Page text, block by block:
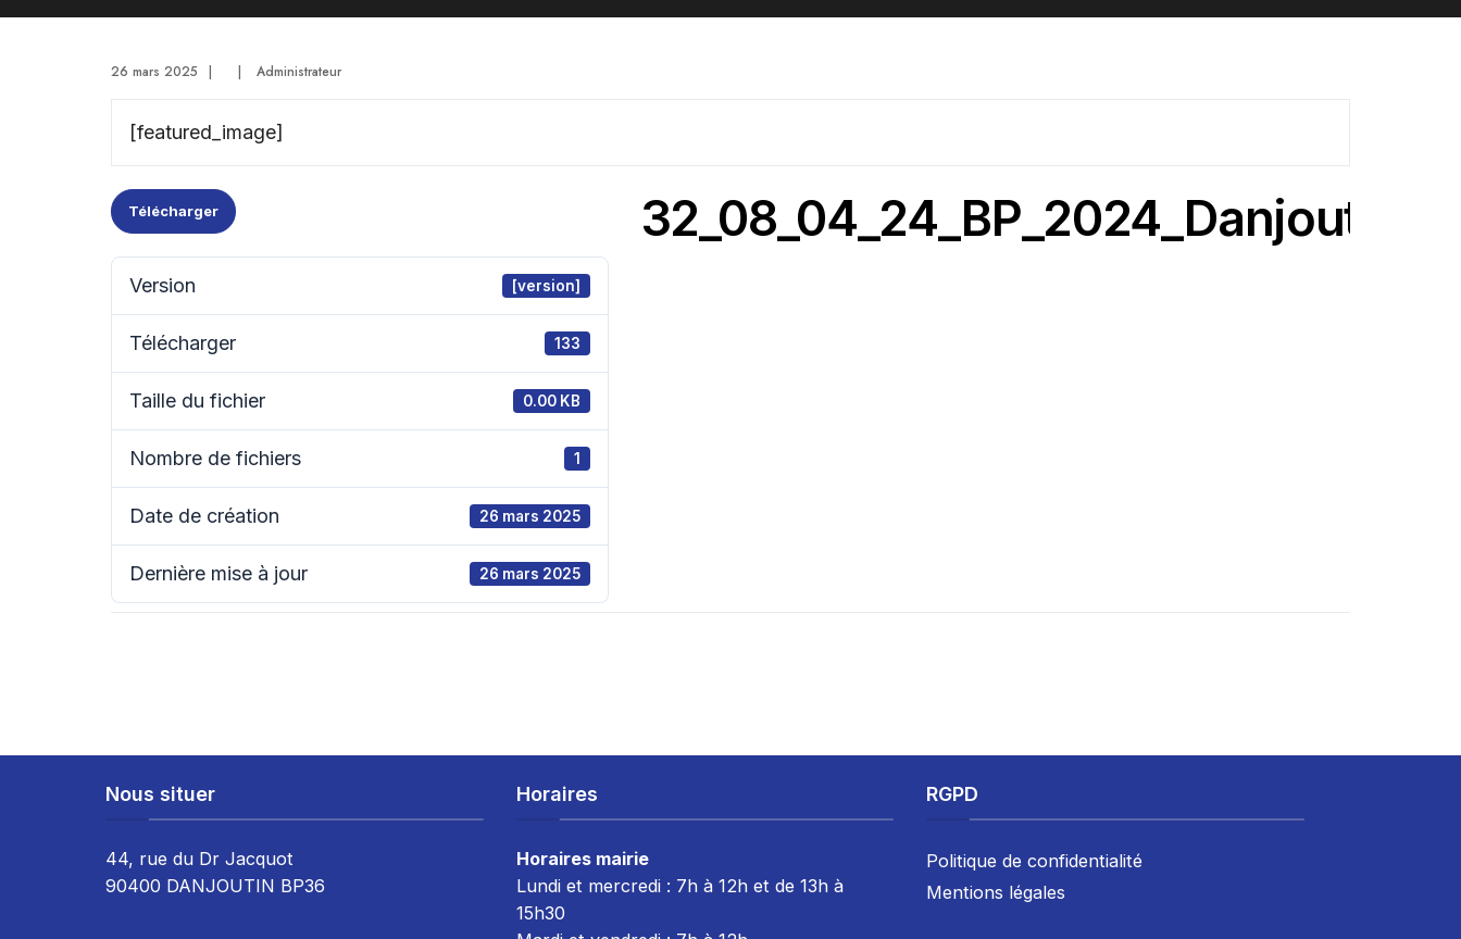
26 mars 2025 | | Administrateur
[featured_image]
Télécharger
Version [version]
Télécharger 133
Taille du fichier 0.00 KB
Nombre de fichiers 1
Date de création 26 mars 2025
Dernière mise à jour 26 mars 2025
Nous situer
44, rue du Dr Jacquot
90400 DANJOUTIN BP36
Horaires
Horaires mairie
Lundi et mercredi : 7h à 12h et de 13h à
15h30
RGPD
Politique de confidentialité
Mentions légales